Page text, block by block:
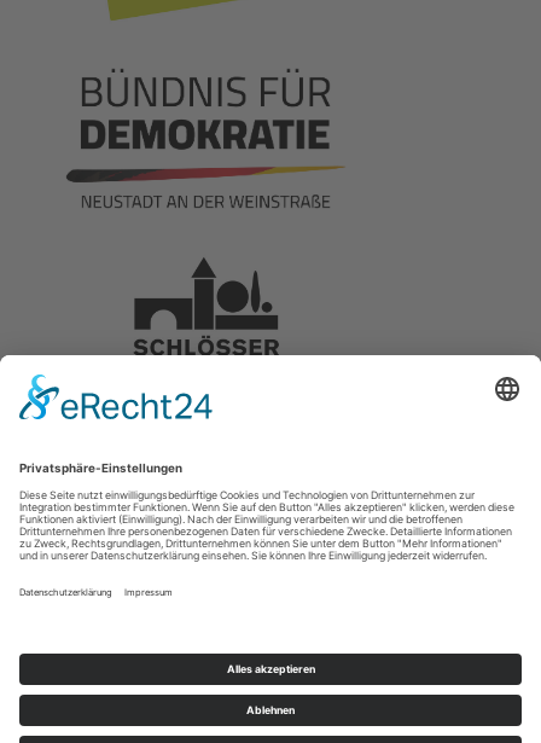
Datenschutz
© 2026 Stiftung Hambacher Schloss